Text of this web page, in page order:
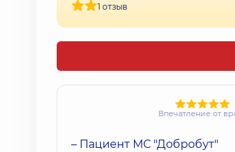
1 отзыв
Впечатление от
– Пациент МС "Добробут"